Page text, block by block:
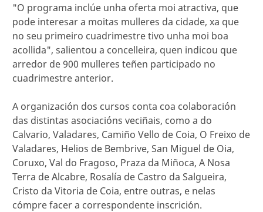
"O programa inclúe unha oferta moi atractiva, que
pode interesar a moitas mulleres da cidade, xa que
no seu primeiro cuadrimestre tivo unha moi boa
acollida", salientou a concelleira, quen indicou que
arredor de 900 mulleres teñen participado no
cuadrimestre anterior.
A organización dos cursos conta coa colaboración
das distintas asociacións veciñais, como a do
Calvario, Valadares, Camiño Vello de Coia, O Freixo de
Valadares, Helios de Bembrive, San Miguel de Oia,
Coruxo, Val do Fragoso, Praza da Miñoca, A Nosa
Terra de Alcabre, Rosalía de Castro da Salgueira,
Cristo da Vitoria de Coia, entre outras, e nelas
cómpre facer a correspondente inscrición.